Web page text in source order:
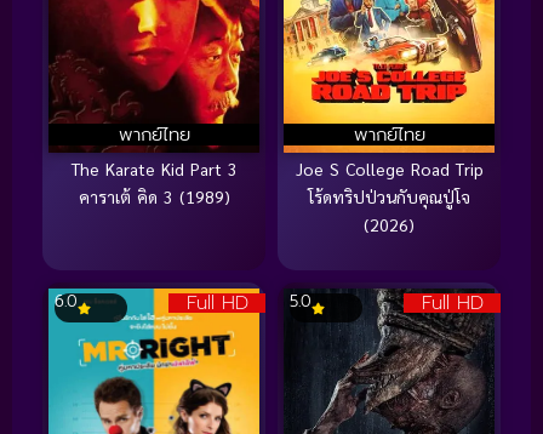
พากย์ไทย
The Karate Kid Part 3
คาราเต้ คิด 3 (1989)
พากย์ไทย
Joe S College Road Trip
โร้ดทริปป่วนกับคุณปู่โจ
(2026)
Full HD
6.0 Full HD
5.0